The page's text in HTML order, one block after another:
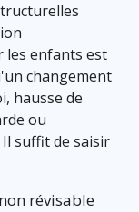
les enfants est
changement
hausse de
ou
suffit de saisir
révisable